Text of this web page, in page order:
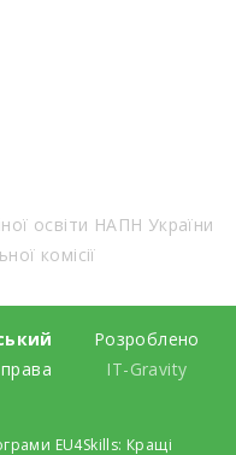
освіти НАПН України
приймальної комісії
Розроблено
IT-Gravity
EU4Skills: Кращі